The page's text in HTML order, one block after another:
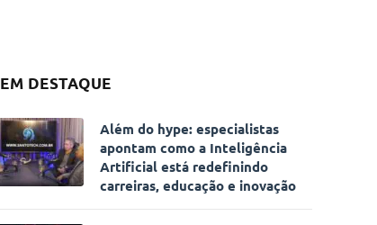
EM DESTAQUE
Além do hype: especialistas
apontam como a Inteligência
Artificial está redefinindo
carreiras, educação e inovação